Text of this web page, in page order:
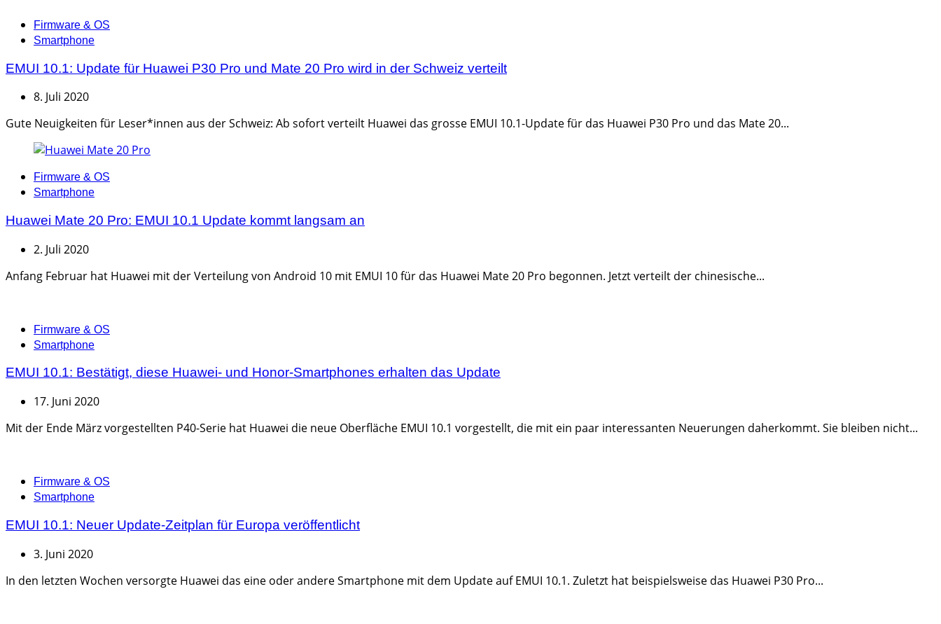
Categories
Firmware & OS
Smartphone
EMUI 10.1: Update für Huawei P30 Pro und Mate 20 Pro wird in der Schweiz verteilt
8. Juli 2020
Gute Neuigkeiten für Leser*innen aus der Schweiz: Ab sofort verteilt Huawei das grosse EMUI 10.1-Update für das Huawei P30 Pro und das Mate 20...
Categories
Firmware & OS
Smartphone
Huawei Mate 20 Pro: EMUI 10.1 Update kommt langsam an
2. Juli 2020
Anfang Februar hat Huawei mit der Verteilung von Android 10 mit EMUI 10 für das Huawei Mate 20 Pro begonnen. Jetzt verteilt der chinesische...
Categories
Firmware & OS
Smartphone
EMUI 10.1: Bestätigt, diese Huawei- und Honor-Smartphones erhalten das Update
17. Juni 2020
Mit der Ende März vorgestellten P40-Serie hat Huawei die neue Oberfläche EMUI 10.1 vorgestellt, die mit ein paar interessanten Neuerungen daherkommt. Sie bleiben nicht...
Categories
Firmware & OS
Smartphone
EMUI 10.1: Neuer Update-Zeitplan für Europa veröffentlicht
3. Juni 2020
In den letzten Wochen versorgte Huawei das eine oder andere Smartphone mit dem Update auf EMUI 10.1. Zuletzt hat beispielsweise das Huawei P30 Pro...